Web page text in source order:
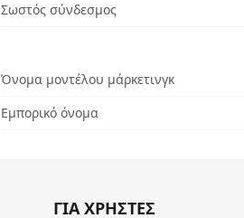
Σωστός σύνδεσμος
Όνομα μοντέλου μάρκετινγκ
Εμπορικό όνομα
ΓΙΑ ΧΡΗΣΤΕΣ